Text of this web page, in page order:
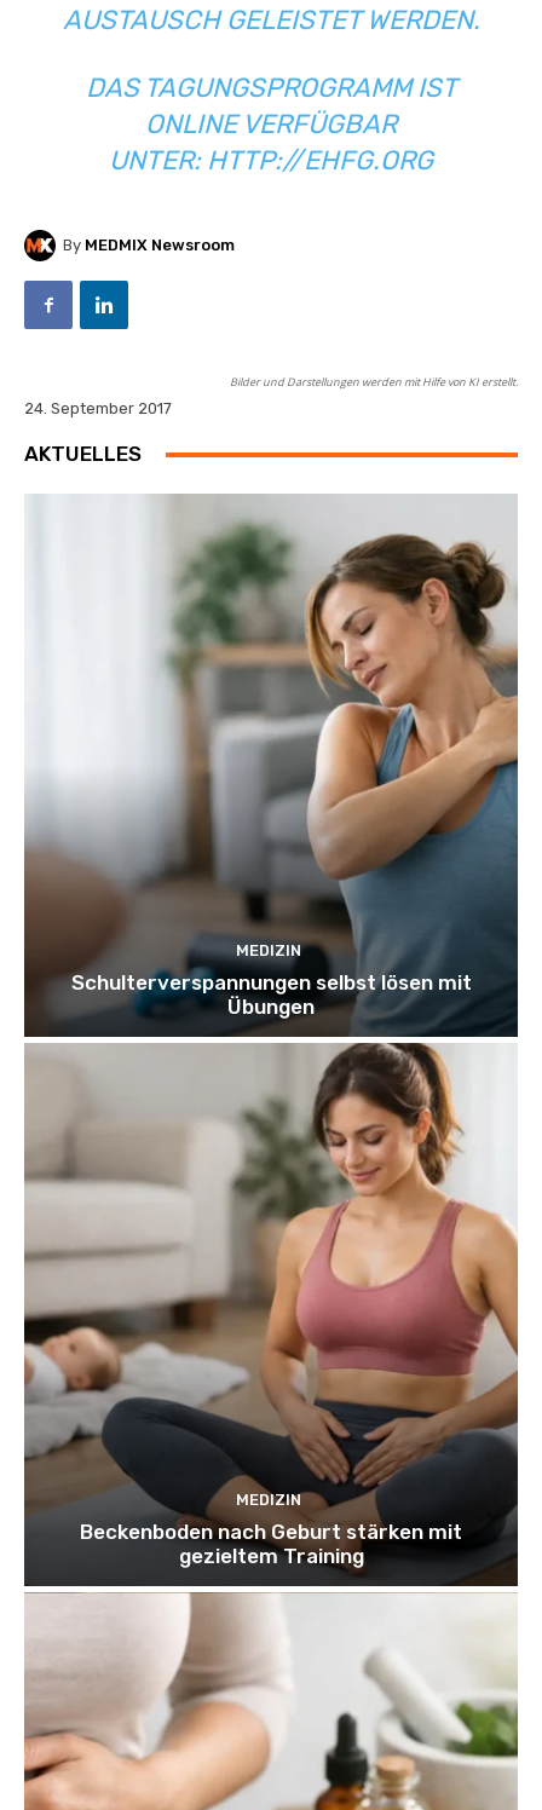
AUSTAUSCH GELEISTET WERDEN.
DAS TAGUNGSPROGRAMM IST
ONLINE VERFÜGBAR
UNTER: HTTP://EHFG.ORG
By MEDMIX Newsroom
Bilder und Darstellungen werden mit Hilfe von KI erstellt.
24. September 2017
AKTUELLES
MEDIZIN
Schulterverspannungen selbst lösen mit
Übungen
MEDIZIN
Beckenboden nach Geburt stärken mit
gezieltem Training